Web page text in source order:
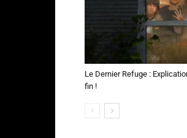
Le Dernier Refuge :
fin !